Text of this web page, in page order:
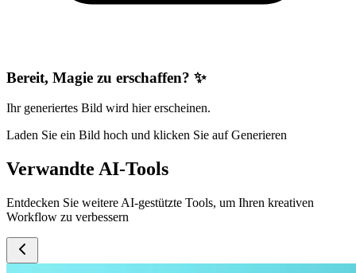
Bereit, Magie zu erschaffen? ✨
Ihr generiertes Bild wird hier erscheinen.
Laden Sie ein Bild hoch und klicken Sie auf Generieren
Verwandte AI-Tools
Entdecken Sie weitere AI-gestützte Tools, um Ihren kreativen
Workflow zu verbessern